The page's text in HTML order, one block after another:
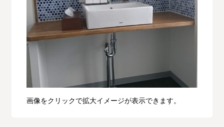
画像をクリックで拡大イメージが表示できます。